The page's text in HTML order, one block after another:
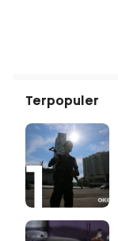
Terpopuler